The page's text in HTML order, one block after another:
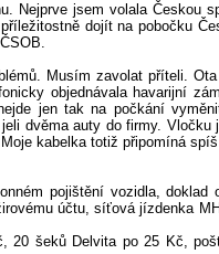
jsem volala Českou
dojít na pobočku
Musím zavolat příteli.
objednávala havarijní
jen tak na počkání
dvěma auty do firmy. Vločku
kabelka totiž připomíná
pojištění vozidla,
účtu, síťová jízdenka
20 šeků Delvita po 25 Kč,